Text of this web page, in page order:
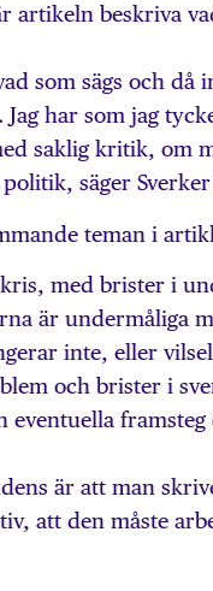
artikeln beskriva
som sägs och då
har som jag
saklig kritik, om
säger
teman i
kris, med brister i
är undermåliga
inte, eller
och brister i
eventuella
är att man
att den måste